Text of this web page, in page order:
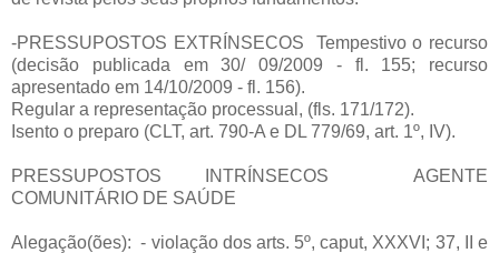
-PRESSUPOSTOS EXTRÍNSECOS Tempestivo o recurso
(decisão publicada em 30/ 09/2009 - fl. 155; recurso
apresentado em 14/10/2009 - fl. 156).
Regular a representação processual, (fls. 171/172).
Isento o preparo (CLT, art. 790-A e DL 779/69, art. 1º, IV).
PRESSUPOSTOS INTRÍNSECOS AGENTE
COMUNITÁRIO DE SAÚDE
Alegação(ões): - violação dos arts. 5º, caput, XXXVI; 37, II e